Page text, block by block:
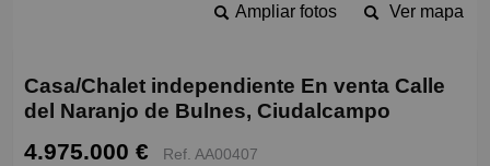
Ver mapa
Ampliar fotos
Casa/Chalet independiente En venta Calle
del Naranjo de Bulnes, Ciudalcampo
4.975.000 € Ref. AA00407